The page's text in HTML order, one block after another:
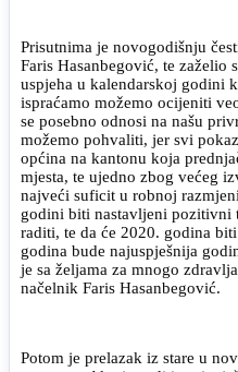
Prisutnima je novogodišnju
Faris Hasanbegović, te zaželio
uspjeha u kalendarskoj godini
ispraćamo možemo ocijeniti
se posebno odnosi na našu
možemo pohvaliti, jer svi
općina na kantonu koja
mjesta, te ujedno zbog većeg
najveći suficit u robnoj
godini biti nastavljeni pozitivni
raditi, te da će 2020. godina
godina bude najuspješnija
je sa željama za mnogo
načelnik Faris Hasanbegović.
Potom je prelazak iz stare u